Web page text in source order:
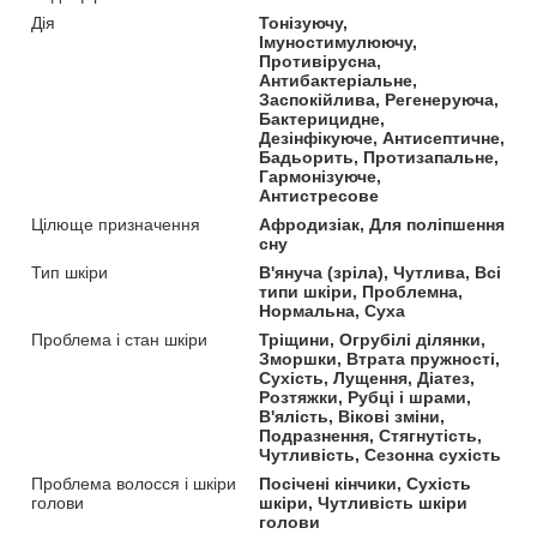
Дія
Тонізуючу,
Імуностимулюючу,
Противірусна,
Антибактеріальне,
Заспокійлива, Регенеруюча,
Бактерицидне,
Дезінфікуюче, Антисептичне,
Бадьорить, Протизапальне,
Гармонізуюче,
Антистресове
Цілюще призначення
Афродизіак, Для поліпшення
сну
Тип шкіри
В'януча (зріла), Чутлива, Всі
типи шкіри, Проблемна,
Нормальна, Суха
Проблема і стан шкіри
Тріщини, Огрубілі ділянки,
Зморшки, Втрата пружності,
Сухість, Лущення, Діатез,
Розтяжки, Рубці і шрами,
В'ялість, Вікові зміни,
Подразнення, Стягнутість,
Чутливість, Сезонна сухість
Проблема волосся і шкіри
голови
Посічені кінчики, Сухість
шкіри, Чутливість шкіри
голови